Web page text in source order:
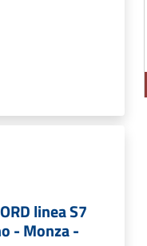
linea S7
- Monza -